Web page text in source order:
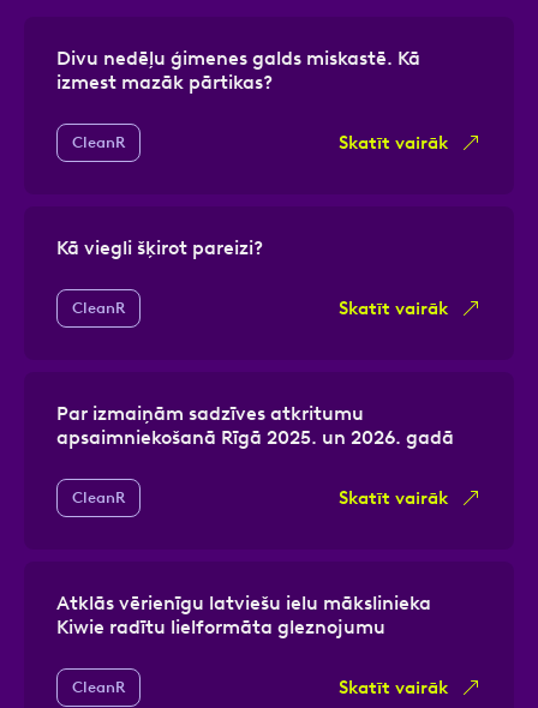
Divu nedēļu ģimenes galds miskastē. Kā
izmest mazāk pārtikas?
CleanR Skatīt vairāk
Kā viegli šķirot pareizi?
CleanR Skatīt vairāk
Par izmaiņām sadzīves atkritumu
apsaimniekošanā Rīgā 2025. un 2026. gadā
CleanR Skatīt vairāk
Atklās vērienīgu latviešu ielu mākslinieka
Kiwie radītu lielformāta gleznojumu
CleanR Skatīt vairāk